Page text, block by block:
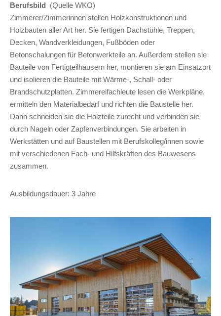
Berufsbild (Quelle WKO)
Zimmerer/Zimmerinnen stellen Holzkonstruktionen und
Holzbauten aller Art her. Sie fertigen Dachstühle, Treppen,
Decken, Wandverkleidungen, Fußböden oder
Betonschalungen für Betonwerkteile an. Außerdem stellen sie
Bauteile von Fertigteilhäusern her, montieren sie am Einsatzort
und isolieren die Bauteile mit Wärme-, Schall- oder
Brandschutzplatten. Zimmereifachleute lesen die Werkpläne,
ermitteln den Materialbedarf und richten die Baustelle her.
Dann schneiden sie die Holzteile zurecht und verbinden sie
durch Nageln oder Zapfenverbindungen. Sie arbeiten in
Werkstätten und auf Baustellen mit Berufskolleg/innen sowie
mit verschiedenen Fach- und Hilfskräften des Bauwesens
zusammen.
Ausbildungsdauer: 3 Jahre